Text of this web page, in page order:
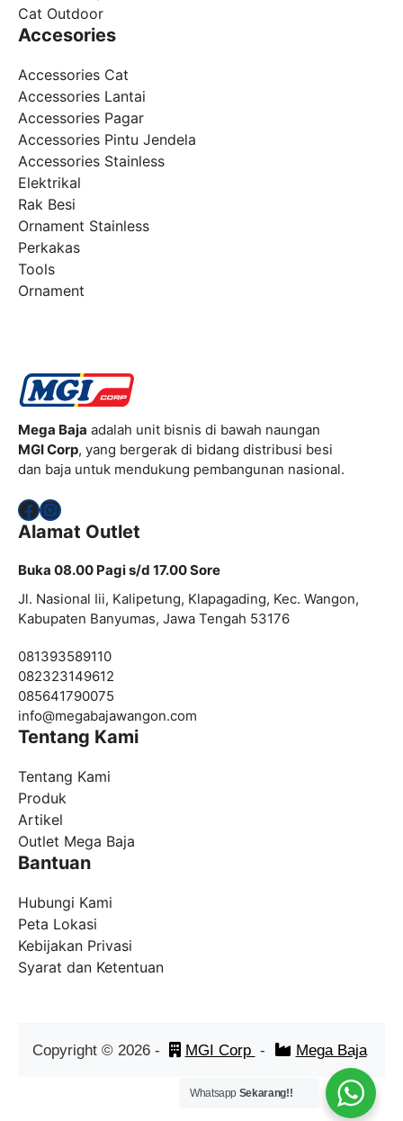
Cat Outdoor
Accesories
Accessories Cat
Accessories Lantai
Accessories Pagar
Accessories Pintu Jendela
Accessories Stainless
Elektrikal
Rak Besi
Ornament Stainless
Perkakas
Tools
Ornament
Mega Baja adalah unit bisnis di bawah naungan
MGI Corp, yang bergerak di bidang distribusi besi
dan baja untuk mendukung pembangunan nasional.
Facebook
Instagram
Alamat Outlet
Buka 08.00 Pagi s/d 17.00 Sore
Jl. Nasional Iii, Kalipetung, Klapagading, Kec. Wangon,
Kabupaten Banyumas, Jawa Tengah 53176
081393589110
082323149612
085641790075
info@megabajawangon.com
Tentang Kami
Tentang Kami
Produk
Artikel
Outlet Mega Baja
Bantuan
Hubungi Kami
Peta Lokasi
Kebijakan Privasi
Syarat dan Ketentuan
Copyright © 2026- MGI Corp - Mega Baja
Whatsapp Sekarang!!